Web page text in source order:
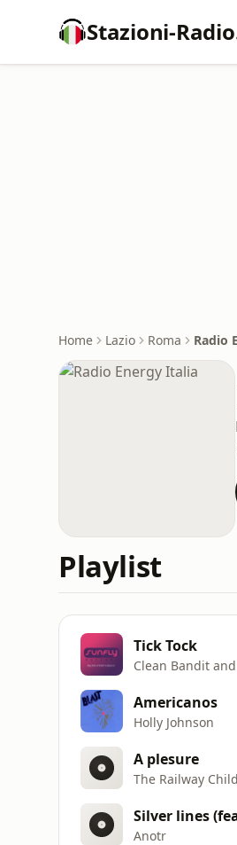
Stazioni-
Home Lazio Roma Radio
Playlist
Tick Tock
Clean Bandit
Americanos
Holly Johnson
A plesure
The Railway
Silver lines
Anotr